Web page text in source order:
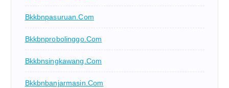
Bkkbnpasuruan.com
Bkkbnprobolinggo.com
Bkkbnsingkawang.com
Bkkbnbanjarmasin.com